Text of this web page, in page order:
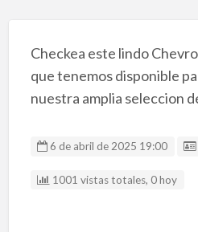
Checkea este lindo
que tenemos disponible
nuestra amplia seleccion
6 de abril de 2025 19:00
1001 vistas totales, 0 hoy